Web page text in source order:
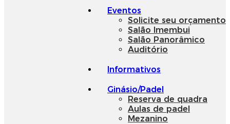
Eventos
Solicite seu orçamento
Salão Imembui
Salão Panorâmico
Auditório
Informativos
Ginásio/Padel
Reserva de quadra
Aulas de padel
Mezanino